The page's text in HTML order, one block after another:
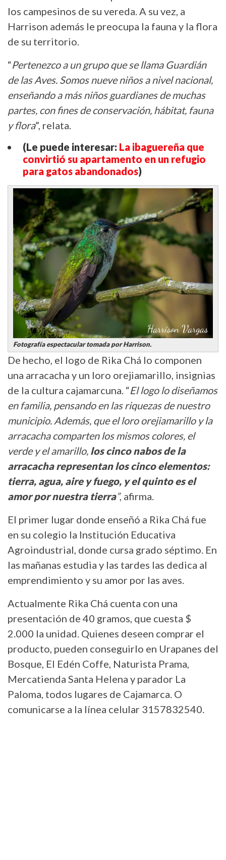
los campesinos de su vereda. A su vez, a
Harrison además le preocupa la fauna y la flora
de su territorio.
“Pertenezco a un grupo que se llama Guardián
de las Aves. Somos nueve niños a nivel nacional,
enseñando a más niños guardianes de muchas
partes, con fines de conservación, hábitat, fauna
y flora”, relata.
(Le puede interesar: La ibaguereña que
convirtió su apartamento en un refugio
para gatos abandonados)
Fotografía espectacular tomada por Harrison.
De hecho, el logo de Rika Chá lo componen
una arracacha y un loro orejiamarillo, insignias
de la cultura cajamarcuna. “El logo lo diseñamos
en familia, pensando en las riquezas de nuestro
municipio. Además, que el loro orejiamarillo y la
arracacha comparten los mismos colores, el
verde y el amarillo, los cinco nabos de la
arracacha representan los cinco elementos:
tierra, agua, aire y fuego, y el quinto es el
amor por nuestra tierra”, afirma.
El primer lugar donde enseñó a Rika Chá fue
en su colegio la Institución Educativa
Agroindustrial, donde cursa grado séptimo. En
las mañanas estudia y las tardes las dedica al
emprendimiento y su amor por las aves.
Actualmente Rika Chá cuenta con una
presentación de 40 gramos, que cuesta $
2.000 la unidad. Quienes deseen comprar el
producto, pueden conseguirlo en Urapanes del
Bosque, El Edén Coffe, Naturista Prama,
Mercatienda Santa Helena y parador La
Paloma, todos lugares de Cajamarca. O
comunicarse a la línea celular 3157832540.